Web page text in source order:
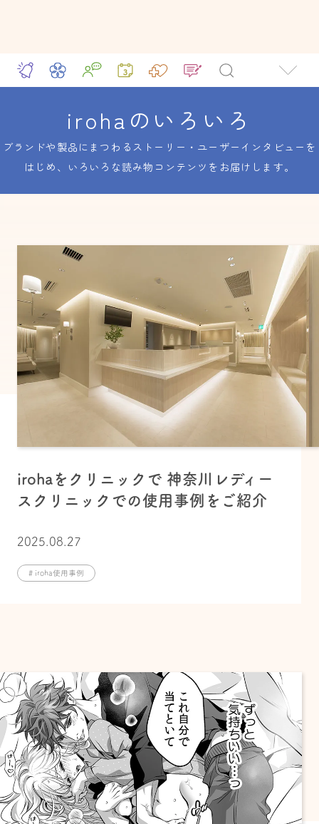
irohaのいろいろ
ブランドや製品にまつわるストーリー・ユーザーインタビューを
はじめ、いろいろな読み物コンテンツをお届けします。
irohaをクリニックで 神奈川レディー
スクリニックでの使用事例をご紹介
2025.08.27
# iroha使用事例